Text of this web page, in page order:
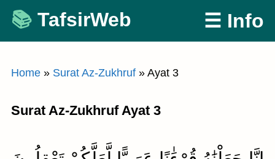
Skip
content
TafsirWeb ☰ Info
Home » Surat Az-Zukhruf » Ayat 3
Surat Az-Zukhruf Ayat 3